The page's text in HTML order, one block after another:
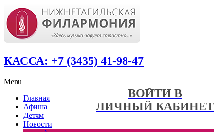
КАССА: +7 (3435) 41-98-47
ВОЙТИ В
ЛИЧНЫЙ КАБИНЕТ
Menu
Главная
Афиша
Детям
Новости